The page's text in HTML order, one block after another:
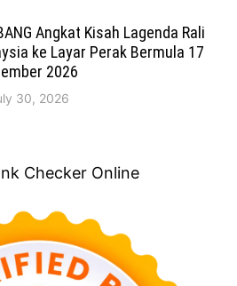
Angkat Kisah Lagenda Rali
ke Layar Perak Bermula 17
2026
30, 2026
Checker Online